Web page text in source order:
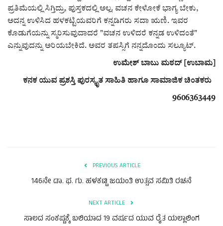
ಪ್ರತಿಮೆಯಲ್ಲಿ ಸಿಗ್ತಿದ್ರು, ಪುಸ್ತಕದಲ್ಲಿ ಅಲ್ಲ. ವಚನ ಕೇಳೋಕೆ ಭಾಗ್ಯ ಬೇಕು,
ಅದನ್ನ ಉಳಿಸಿದ ಹಳಕಟ್ಟಿಯವರಿಗೆ ಕನ್ನಡಿಗರು ಸದಾ ಋಣಿ. ಇವರ
ಕೊಡುಗೆಯನ್ನು ಸ್ಮರಿಸುವುದಾದರೆ "ವಚನ ಉಳಿದರೆ ಕನ್ನಡ ಉಳಿದಂತೆ"
ಎನ್ನುವುದನ್ನು ಅರಿಯಬೇಕಿದೆ. ಅವರ ತಪಸ್ಸಿಗೆ ನನ್ನದೊಂದು ಸಲ್ಯೂಟ್.
ಉಮೇಶ್ ಬಾಬು ಮಠದ್ [ಉಬಾಮ]
ಕನಕ ಯುವ ಪ್ರಶಸ್ತಿ ಪುರಸ್ಕೃತ ಸಾಹಿತಿ ಹಾಗೂ ಸಾಮಾಜಿಕ ಚಿಂತಕರು
9606363449
PREVIOUS ARTICLE
146ನೇ ಡಾ. ಫ. ಗು. ಹಳಕಟ್ಟಿ ಜಯಂತಿ ಉತ್ಸವ ಸಮಿತಿ ರಚನೆ
NEXT ARTICLE
ಸಾಲದ ಸಂಕಷ್ಟಕ್ಕೆ ಬಲಿಯಾದ 19 ವರ್ಷದ ಯುವ ರೈತ ಯಲ್ಲಾಲಿಂಗ